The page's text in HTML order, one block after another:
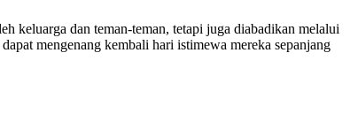
keluarga dan teman-teman, tetapi juga diabadikan melalui
mengenang kembali hari istimewa mereka sepanjang